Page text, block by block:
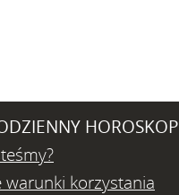
HOROSKOP
warunki korzystania